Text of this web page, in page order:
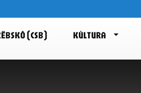
(CSB) KÙLTURA